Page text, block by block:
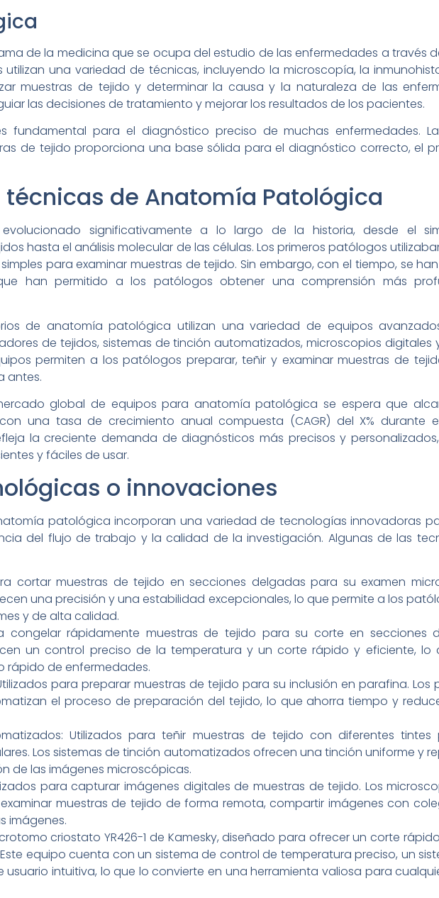
de la medicina que se ocupa del estudio de las enfermedades a través
utilizan una variedad de técnicas, incluyendo la microscopía, la
muestras de tejido y determinar la causa y la naturaleza de las
las decisiones de tratamiento y mejorar los resultados de los pacientes.
fundamental para el diagnóstico preciso de muchas enfermedades.
de tejido proporciona una base sólida para el diagnóstico correcto, el
de Anatomía Patológica
significativamente a lo largo de la historia, desde el
hasta el análisis molecular de las células. Los primeros patólogos
para examinar muestras de tejido. Sin embargo, con el tiempo, se
han permitido a los patólogos obtener una comprensión más
de anatomía patológica utilizan una variedad de equipos
de tejidos, sistemas de tinción automatizados, microscopios digitales
permiten a los patólogos preparar, teñir y examinar muestras de
antes.
global de equipos para anatomía patológica se espera que
una tasa de crecimiento anual compuesta (CAGR) del X% durante
la creciente demanda de diagnósticos más precisos y
y fáciles de usar.
o innovaciones
patológica incorporan una variedad de tecnologías innovadoras
del flujo de trabajo y la calidad de la investigación. Algunas de las
cortar muestras de tejido en secciones delgadas para su examen
una precisión y una estabilidad excepcionales, lo que permite a los
y de alta calidad.
congelar rápidamente muestras de tejido para su corte en secciones
un control preciso de la temperatura y un corte rápido y eficiente, lo
rápido de enfermedades.
para preparar muestras de tejido para su inclusión en parafina. Los
el proceso de preparación del tejido, lo que ahorra tiempo y
Utilizados para teñir muestras de tejido con diferentes tintes
Los sistemas de tinción automatizados ofrecen una tinción uniforme y
de las imágenes microscópicas.
para capturar imágenes digitales de muestras de tejido. Los
muestras de tejido de forma remota, compartir imágenes con
imágenes.
criostato YR426-1 de Kamesky, diseñado para ofrecer un corte
equipo cuenta con un sistema de control de temperatura preciso, un
intuitiva, lo que lo convierte en una herramienta valiosa para